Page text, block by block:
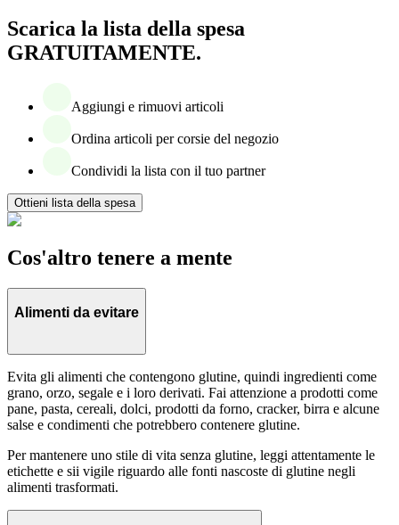
Scarica la lista della spesa
GRATUITAMENTE.
Aggiungi e rimuovi articoli
Ordina articoli per corsie del negozio
Condividi la lista con il tuo partner
Ottieni lista della spesa
Cos'altro tenere a mente
Alimenti da evitare
Evita gli alimenti che contengono glutine, quindi ingredienti come
grano, orzo, segale e i loro derivati. Fai attenzione a prodotti come
pane, pasta, cereali, dolci, prodotti da forno, cracker, birra e alcune
salse e condimenti che potrebbero contenere glutine.
Per mantenere uno stile di vita senza glutine, leggi attentamente le
etichette e sii vigile riguardo alle fonti nascoste di glutine negli
alimenti trasformati.